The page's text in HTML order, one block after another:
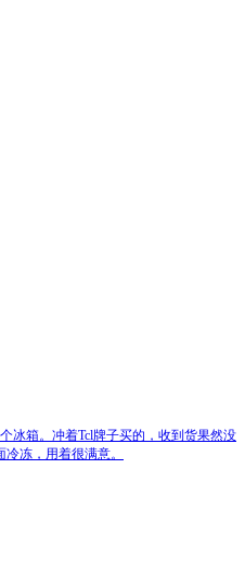
冰箱。冲着Tcl牌子买的，收到货果然没
冻，用着很满意。